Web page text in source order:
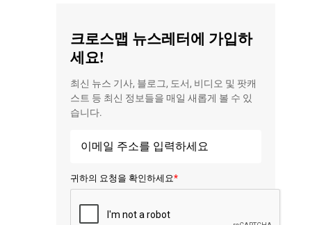
크로스맵 뉴스레터에 가입하
세요!
최신 뉴스 기사, 블로그, 도서, 비디오 및 팟캐
스트 등 최신 정보들을 매일 새롭게 볼 수 있
습니다.
귀하의 요청을 확인하세요*